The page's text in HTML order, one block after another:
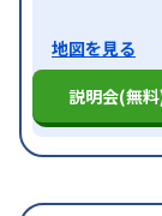
地図を見る
説明会(無